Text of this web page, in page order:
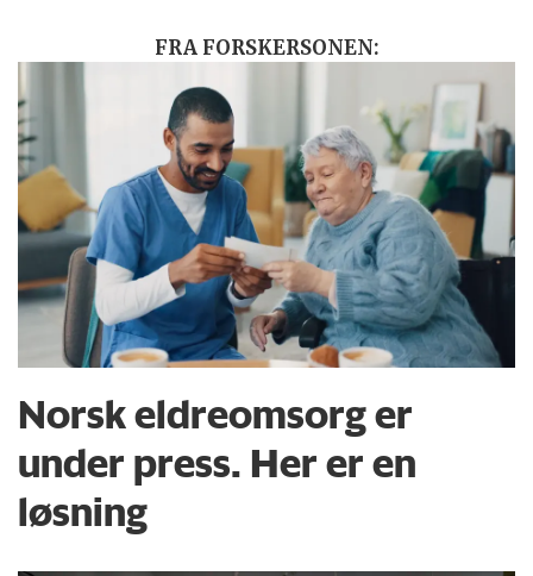
FRA FORSKERSONEN:
Norsk eldreomsorg er
under press. Her er en
løsning